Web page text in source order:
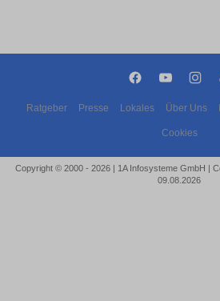
Ratgeber Presse Lokales Über Uns
Cookies
Copyright © 2000 - 2026 | 1A Infosysteme GmbH |
09.08.2026